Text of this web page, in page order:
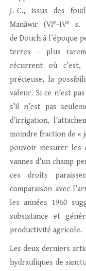
J.-C., issus des
Manâwir (VIe-IVe
s.
de Douch à l’époque
terres – plus
récurrent où
précieuse, la
valeur. Si ce n’est
s’il n’est pas
d’irrigation,
moindre fraction de «
pouvoir mesurer les
vannes d’un champ
ces droits
comparaison avec
les années 1960
subsistance et
productivité agricole.
Les deux derniers
hydrauliques de